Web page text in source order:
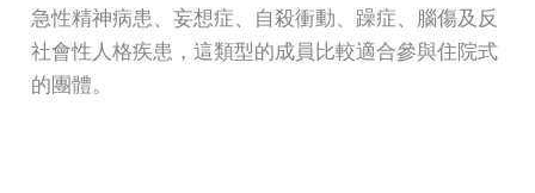
急性精神病患、妄想症、自殺衝動、躁症、腦傷及反
社會性人格疾患，這類型的成員比較適合參與住院式
的團體。